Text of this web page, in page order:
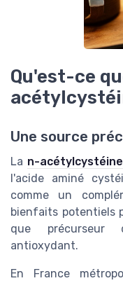
Qu'est-ce
Une source
La n-acétylcystéine
l'acide aminé
comme un
bienfaits potentiels
que précurseur
antioxydant.
En France